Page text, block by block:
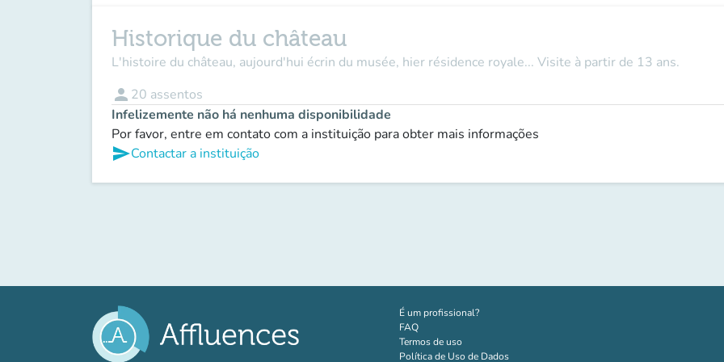
Historique du château
L'histoire du château, aujourd'hui écrin du musée, hier résidence royale... Visite à partir de 13 ans.
person 20 assentos
Infelizemente não há nenhuma disponibilidade
Por favor, entre em contato com a instituição para obter mais informações
sendContactar a instituição
É um profissional?(novo separador)
FAQ
Termos de uso
Política de Uso de Dados